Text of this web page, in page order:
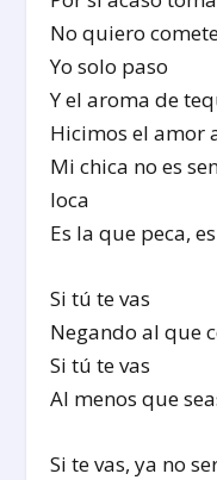
No quiero
Yo solo paso
Y el aroma de
Hicimos el amor
Mi chica no es
loca
Es la que peca,
Si tú te vas
Negando al que
Si tú te vas
Al menos que
Si te vas, ya no